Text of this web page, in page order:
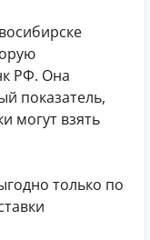
РФ. Она
показатель,
могут взять
только по